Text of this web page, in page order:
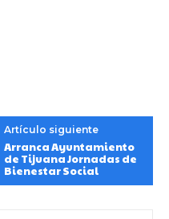
Artículo siguiente
Arranca Ayuntamiento
de Tijuana Jornadas de
Bienestar Social